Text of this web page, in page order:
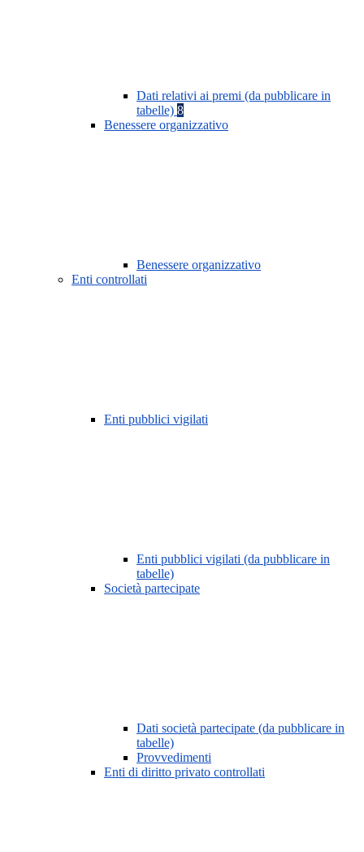
Dati relativi ai premi (da pubblicare in
tabelle) 8
Benessere organizzativo
Benessere organizzativo
Enti controllati
Enti pubblici vigilati
Enti pubblici vigilati (da pubblicare in
tabelle)
Società partecipate
Dati società partecipate (da pubblicare in
tabelle)
Provvedimenti
Enti di diritto privato controllati